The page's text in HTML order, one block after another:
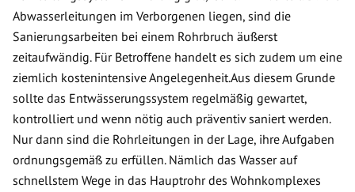
Abwasserleitungen im Verborgenen liegen, sind die
Sanierungsarbeiten bei einem Rohrbruch äußerst
zeitaufwändig. Für Betroffene handelt es sich zudem um eine
ziemlich kostenintensive Angelegenheit.Aus diesem Grunde
sollte das Entwässerungssystem regelmäßig gewartet,
kontrolliert und wenn nötig auch präventiv saniert werden.
Nur dann sind die Rohrleitungen in der Lage, ihre Aufgaben
ordnungsgemäß zu erfüllen. Nämlich das Wasser auf
schnellstem Wege in das Hauptrohr des Wohnkomplexes